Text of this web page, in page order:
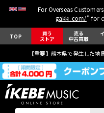
For Overseas
gakki.com/" for
TOP 買う
ストア
売る
中古買取
【重要】熊本県で発生した